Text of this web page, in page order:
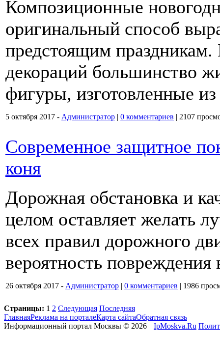
Композиционные
оригинальный способ
предстоящим
декораций большинство
фигуры, изготовленные
5 октября 2017 - Администратор | 0 комментариев | 2107
Современное защитное
коня
Дорожная обстановка и
целом оставляет желать
всех правил дорожного
вероятность повреждения
26 октября 2017 - Администратор | 0 комментариев | 1986
Страницы: 1 2 Следующая Последняя
ГлавнаяРеклама на порталеКарта сайтаОбратная связь
Информационный портал Москвы © 2026
IpMoskva.Ru